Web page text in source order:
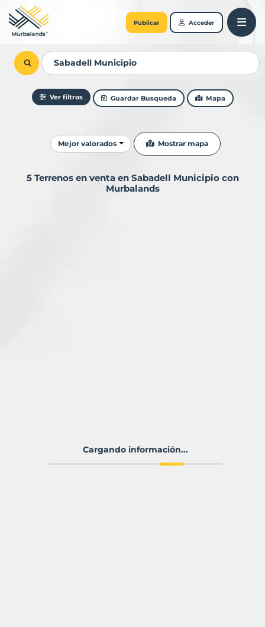
Publicar Acceder
Ver filtros Guardar Busqueda Mapa
Ordenar resultados
Mejor valorados Mostrar mapa
5 Terrenos en venta en Sabadell Municipio con
Murbalands
Cargando información...